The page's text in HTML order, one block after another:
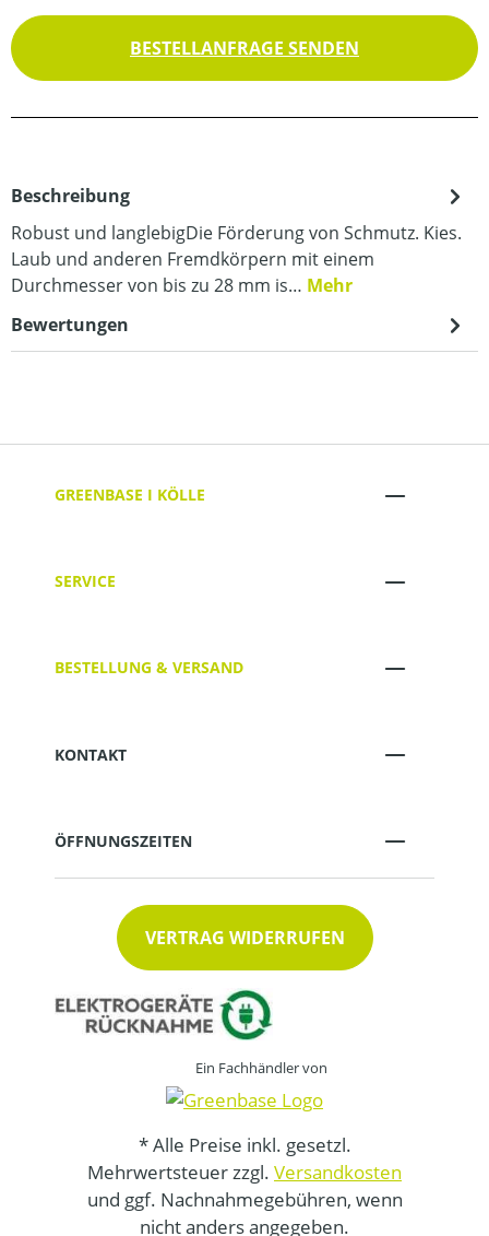
BESTELLANFRAGE SENDEN
Beschreibung
Robust und langlebigDie Förderung von Schmutz. Kies.
Laub und anderen Fremdkörpern mit einem
Durchmesser von bis zu 28 mm is… Mehr
Bewertungen
GREENBASE I KÖLLE
SERVICE
BESTELLUNG & VERSAND
KONTAKT
ÖFFNUNGSZEITEN
VERTRAG WIDERRUFEN
Ein Fachhändler von
* Alle Preise inkl. gesetzl.
Mehrwertsteuer zzgl. Versandkosten
und ggf. Nachnahmegebühren, wenn
nicht anders angegeben.